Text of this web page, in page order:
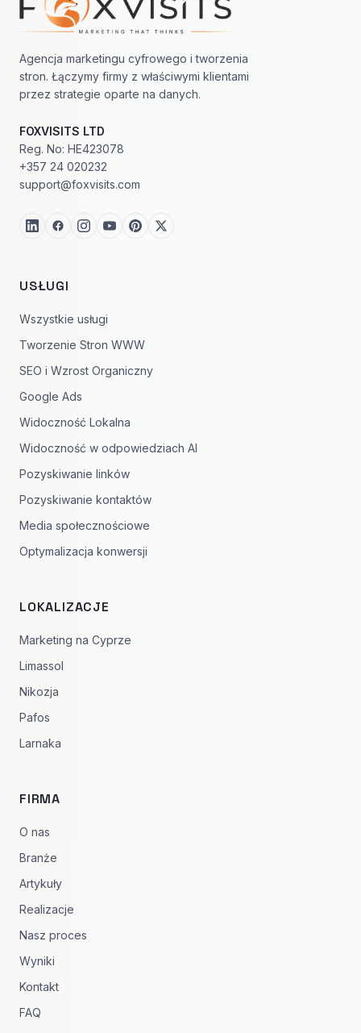
Agencja marketingu cyfrowego i tworzenia
stron. Łączymy firmy z właściwymi klientami
przez strategie oparte na danych.
FOXVISITS LTD
Reg. No: HE423078
+357 24 020232
support@foxvisits.com
USŁUGI
Wszystkie usługi
Tworzenie Stron WWW
SEO i Wzrost Organiczny
Google Ads
Widoczność Lokalna
Widoczność w odpowiedziach AI
Pozyskiwanie linków
Pozyskiwanie kontaktów
Media społecznościowe
Optymalizacja konwersji
LOKALIZACJE
Marketing na Cyprze
Limassol
Nikozja
Pafos
Larnaka
FIRMA
O nas
Branże
Artykuły
Realizacje
Nasz proces
Wyniki
Kontakt
FAQ